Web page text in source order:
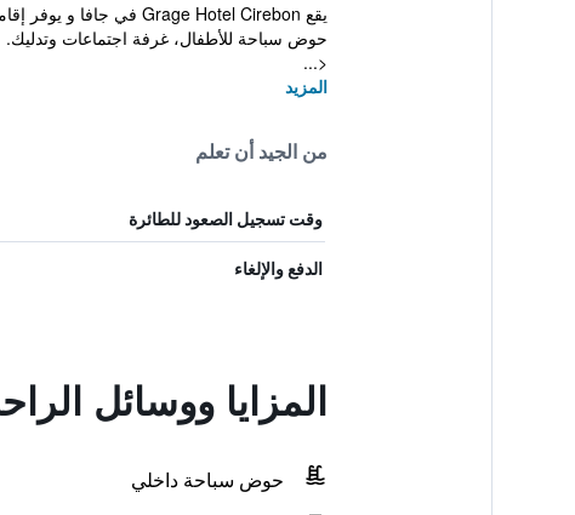
حوض سباحة للأطفال، غرفة اجتماعات وتدليك.
<...
المزيد
من الجيد أن تعلم
وقت تسجيل الصعود للطائرة
الدفع والإلغاء
المزايا ووسائل
حوض سباحة داخلي